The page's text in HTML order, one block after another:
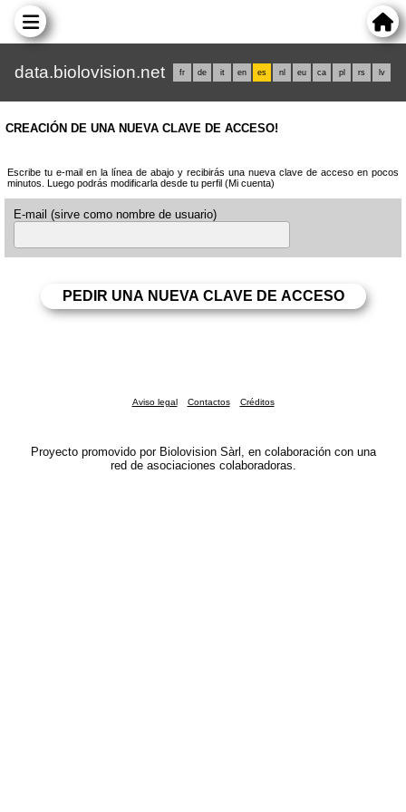
data.biolovision.net fr de it en es nl eu ca pl rs lv
CREACIÓN DE UNA NUEVA CLAVE DE ACCESO!
Escribe tu e-mail en la línea de abajo y recibirás una nueva clave de acceso en pocos
minutos. Luego podrás modificarla desde tu perfil (Mi cuenta)
E-mail (sirve como nombre de usuario)
Aviso legal Contactos Créditos
Proyecto promovido por Biolovision Sàrl, en colaboración con una
red de asociaciones colaboradoras.